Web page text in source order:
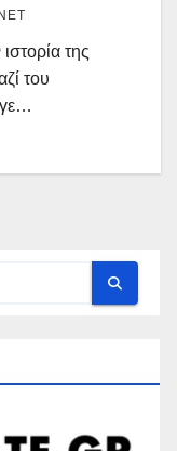
της
του